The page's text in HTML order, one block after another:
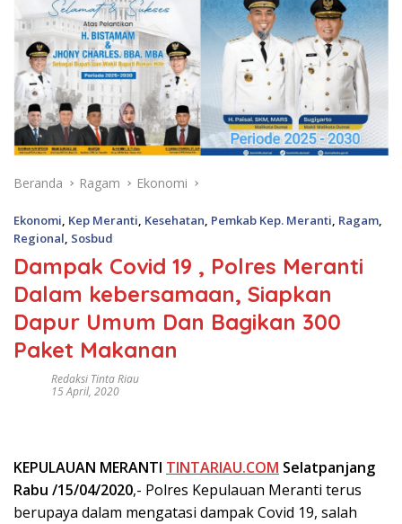
Beranda Ragam Ekonomi
Ekonomi, Kep Meranti, Kesehatan, Pemkab Kep. Meranti, Ragam,
Regional, Sosbud
Dampak Covid 19 , Polres Meranti
Dalam kebersamaan, Siapkan
Dapur Umum Dan Bagikan 300
Paket Makanan
Redaksi Tinta Riau
15 April, 2020
KEPULAUAN MERANTI TINTARIAU.COM Selatpanjang
Rabu /15/04/2020,- Polres Kepulauan Meranti terus
berupaya dalam mengatasi dampak Covid 19, salah